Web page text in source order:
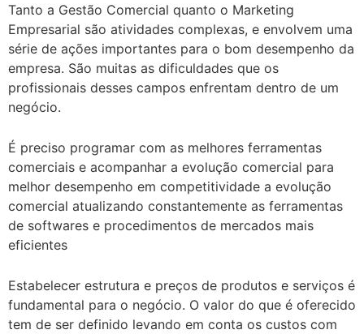
Tanto a Gestão Comercial quanto o Marketing
Empresarial são atividades complexas, e envolvem uma
série de ações importantes para o bom desempenho da
empresa. São muitas as dificuldades que os
profissionais desses campos enfrentam dentro de um
negócio.
É preciso programar com as melhores ferramentas
comerciais e acompanhar a evolução comercial para
melhor desempenho em competitividade a evolução
comercial atualizando constantemente as ferramentas
de softwares e procedimentos de mercados mais
eficientes
Estabelecer estrutura e preços de produtos e serviços é
fundamental para o negócio. O valor do que é oferecido
tem de ser definido levando em conta os custos com